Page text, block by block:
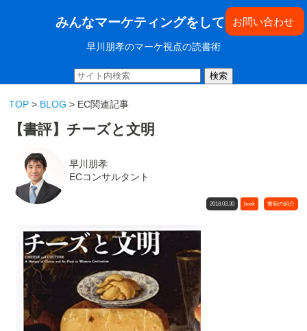
みんなマーケティングをしてきた
早川朋孝のマーケ視点の読書術
お問い合わせ
検索
TOP > BLOG > EC関連記事
【書評】チーズと文明
早川朋孝
ECコンサルタント
2018.03.30 book 書籍の紹介